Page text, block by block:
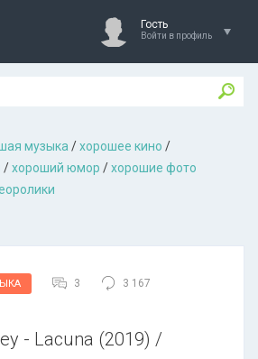
Гость
Войти в профиль
музыкa /хорошее кино /
/хороший юмор /хорошие фото
3 3 167
- Lacuna (2019) /